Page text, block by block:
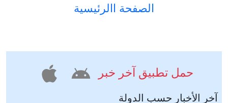
الصفحة االرئيسية
حمل تطبيق آخر خبر
آخر الأخبار حسب الدولة